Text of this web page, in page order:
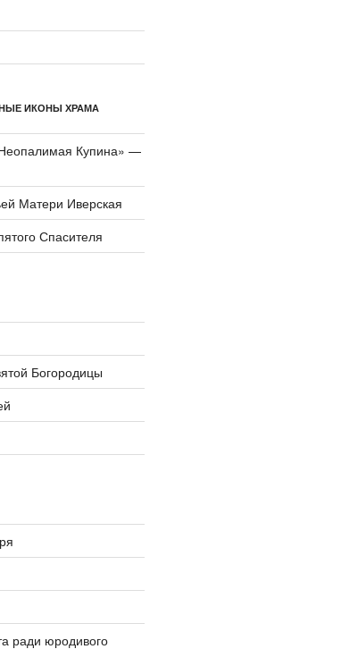
ИКОНЫ ХРАМА
Купина» —
Матери Иверская
Спасителя
Богородицы
ради юродивого